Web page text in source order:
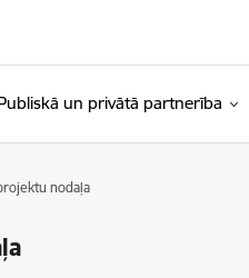
un privātā partnerība
nodaļa